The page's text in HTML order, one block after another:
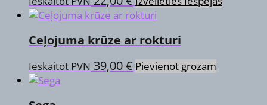
Ceļojuma krūze ar rokturi
Ieskaitot PVN 39,00€ Pievienot grozam